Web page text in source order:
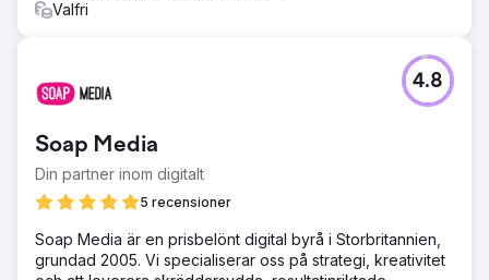
Valfri
Soap Media
Din partner inom digitalt
5 recensioner
4.8
Soap Media är en prisbelönt digital byrå i Storbritannien,
grundad 2005. Vi specialiserar oss på strategi, kreativitet